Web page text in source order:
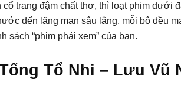
trang đậm chất thơ, thì loạt phim dưới
đến lãng mạn sâu lắng, mỗi bộ đều
sách “phim phải xem” của bạn.
Tổ Nhi – Lưu Vũ